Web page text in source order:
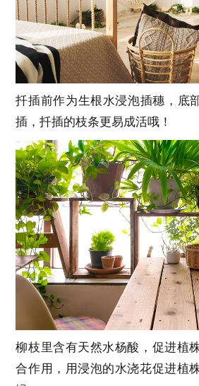
扦插前作为生根水浸泡插穗，底
插，扦插的枝条更易成活哦！
柳枝里含有天然水杨酸，促进植
合作用，用浸泡的水浇花促进植